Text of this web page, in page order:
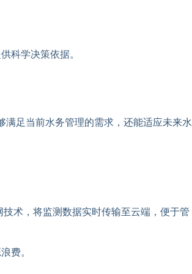
科学决策依据。
足当前水务管理的需求，还能适应未来水
术，将监测数据实时传输至云端，便于管
费。